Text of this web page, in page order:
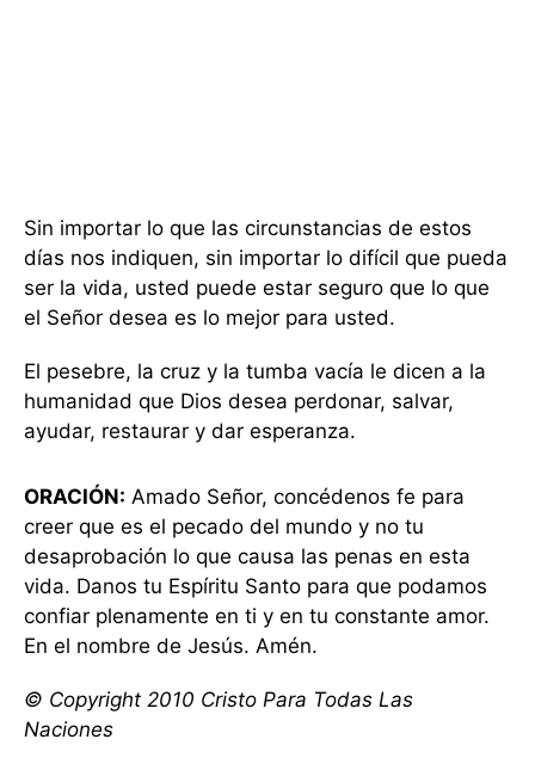
Sin importar lo que las circunstancias de estos
días nos indiquen, sin importar lo difícil que pueda
ser la vida, usted puede estar seguro que lo que
el Señor desea es lo mejor para usted.
El pesebre, la cruz y la tumba vacía le dicen a la
humanidad que Dios desea perdonar, salvar,
ayudar, restaurar y dar esperanza.
ORACIÓN: Amado Señor, concédenos fe para
creer que es el pecado del mundo y no tu
desaprobación lo que causa las penas en esta
vida. Danos tu Espíritu Santo para que podamos
confiar plenamente en ti y en tu constante amor.
En el nombre de Jesús. Amén.
© Copyright 2010 Cristo Para Todas Las
Naciones